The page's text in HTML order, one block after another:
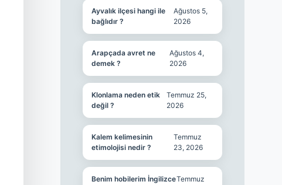
Ayvalık ilçesi hangi ile
bağlıdır ?
Ağustos 5,
2026
Arapçada avret ne
demek ?
Ağustos 4,
2026
Klonlama neden etik
değil ?
Temmuz 25,
2026
Kalem kelimesinin
etimolojisi nedir ?
Temmuz
23, 2026
Benim hobilerim İngilizceTemmuz